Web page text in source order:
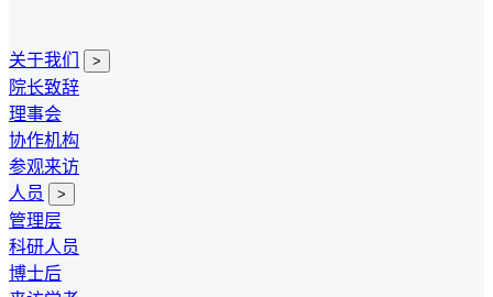
关于我们 >
院长致辞
理事会
协作机构
参观来访
人员
>
管理层
科研人员
博士后